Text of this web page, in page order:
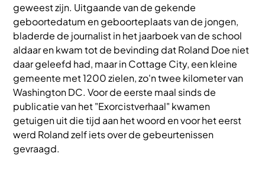
geweest zijn. Uitgaande van de gekende
geboortedatum en geboorteplaats van de jongen,
bladerde de journalist in het jaarboek van de school
aldaar en kwam tot de bevinding dat Roland Doe niet
daar geleefd had, maar in Cottage City, een kleine
gemeente met 1200 zielen, zo'n twee kilometer van
Washington DC. Voor de eerste maal sinds de
publicatie van het "Exorcistverhaal" kwamen
getuigen uit die tijd aan het woord en voor het eerst
werd Roland zelf iets over de gebeurtenissen
gevraagd.